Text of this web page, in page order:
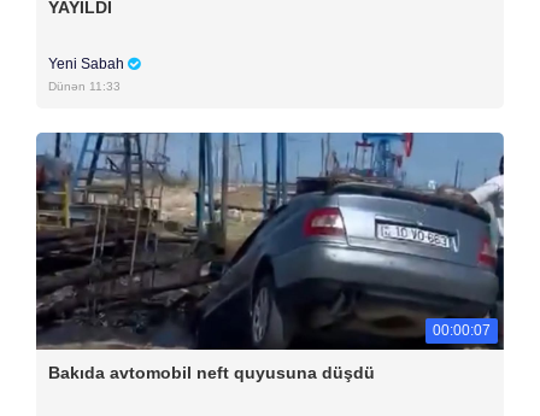
YAYILDI
Yeni Sabah
Dünən 11:33
00:00:07
Bakıda avtomobil neft quyusuna düşdü